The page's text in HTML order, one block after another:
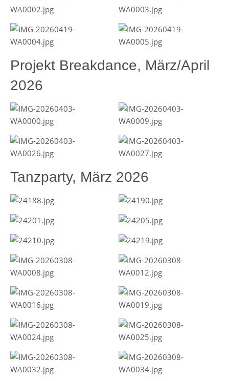
Projekt Breakdance, März/April
2026
Tanzparty, März 2026